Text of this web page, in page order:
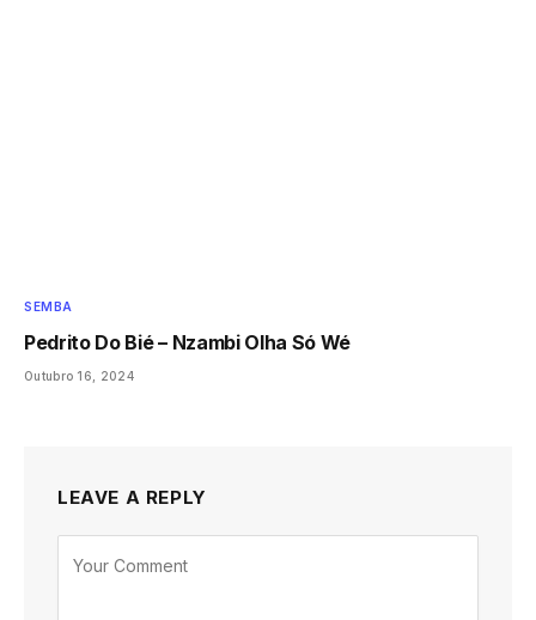
SEMBA
Pedrito Do Bié – Nzambi Olha Só Wé
Outubro 16, 2024
LEAVE A REPLY